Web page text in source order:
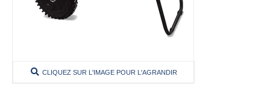
CLIQUEZ SUR L'IMAGE POUR L'AGRANDIR